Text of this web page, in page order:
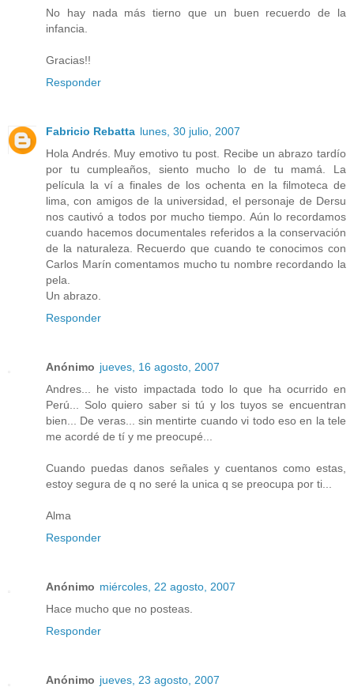
No hay nada más tierno que un buen recuerdo de la
infancia.
Gracias!!
Responder
Fabricio Rebatta lunes, 30 julio, 2007
Hola Andrés. Muy emotivo tu post. Recibe un abrazo tardío
por tu cumpleaños, siento mucho lo de tu mamá. La
película la ví a finales de los ochenta en la filmoteca de
lima, con amigos de la universidad, el personaje de Dersu
nos cautivó a todos por mucho tiempo. Aún lo recordamos
cuando hacemos documentales referidos a la conservación
de la naturaleza. Recuerdo que cuando te conocimos con
Carlos Marín comentamos mucho tu nombre recordando la
pela.
Un abrazo.
Responder
Anónimo jueves, 16 agosto, 2007
Andres... he visto impactada todo lo que ha ocurrido en
Perú... Solo quiero saber si tú y los tuyos se encuentran
bien... De veras... sin mentirte cuando vi todo eso en la tele
me acordé de tí y me preocupé...
Cuando puedas danos señales y cuentanos como estas,
estoy segura de q no seré la unica q se preocupa por ti...
Alma
Responder
Anónimo miércoles, 22 agosto, 2007
Hace mucho que no posteas.
Responder
Anónimo jueves, 23 agosto, 2007